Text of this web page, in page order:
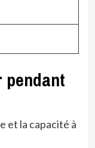
pendant
et la capacité à